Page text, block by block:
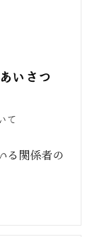
いさつ
て
る関係者の